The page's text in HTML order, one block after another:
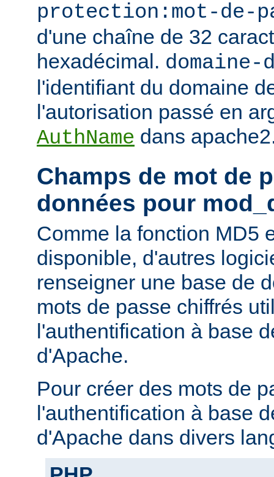
protection:mot-de-
d'une chaîne de 32
hexadécimal.
l'identifiant du domaine
l'autorisation passé en
AuthName dans
Champs de mot de
données pour
Comme la fonction MD5
disponible, d'autres
renseigner une base de
mots de passe chiffrés
l'authentification à base
d'Apache.
Pour créer des mots de
l'authentification à base
d'Apache dans divers